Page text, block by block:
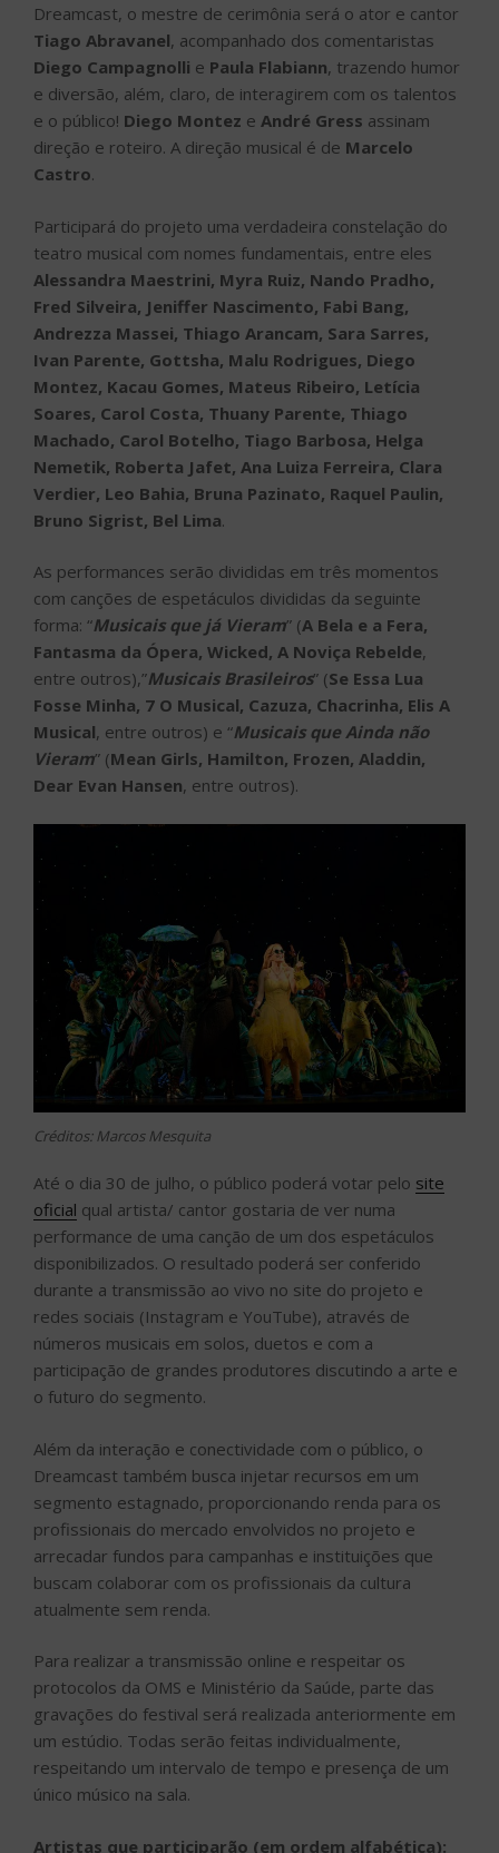
Dreamcast, o mestre de cerimônia será o ator e cantor
Tiago Abravanel, acompanhado dos comentaristas
Diego Campagnolli e Paula Flabiann, trazendo humor
e diversão, além, claro, de interagirem com os talentos
e o público! Diego Montez e André Gress assinam
direção e roteiro. A direção musical é de Marcelo
Castro.
Participará do projeto uma verdadeira constelação do
teatro musical com nomes fundamentais, entre eles
Alessandra Maestrini, Myra Ruiz, Nando Pradho,
Fred Silveira, Jeniffer Nascimento, Fabi Bang,
Andrezza Massei, Thiago Arancam, Sara Sarres,
Ivan Parente, Gottsha, Malu Rodrigues, Diego
Montez, Kacau Gomes, Mateus Ribeiro, Letícia
Soares, Carol Costa, Thuany Parente, Thiago
Machado, Carol Botelho, Tiago Barbosa, Helga
Nemetik, Roberta Jafet, Ana Luiza Ferreira, Clara
Verdier, Leo Bahia, Bruna Pazinato, Raquel Paulin,
Bruno Sigrist, Bel Lima.
As performances serão divididas em três momentos
com canções de espetáculos divididas da seguinte
forma: “Musicais que já Vieram” (A Bela e a Fera,
Fantasma da Ópera, Wicked, A Noviça Rebelde,
entre outros),”Musicais Brasileiros” (Se Essa Lua
Fosse Minha, 7 O Musical, Cazuza, Chacrinha, Elis A
Musical, entre outros) e “Musicais que Ainda não
Vieram” (Mean Girls, Hamilton, Frozen, Aladdin,
Dear Evan Hansen, entre outros).
Créditos: Marcos Mesquita
Até o dia 30 de julho, o público poderá votar pelo site
oficial qual artista/ cantor gostaria de ver numa
performance de uma canção de um dos espetáculos
disponibilizados. O resultado poderá ser conferido
durante a transmissão ao vivo no site do projeto e
redes sociais (Instagram e YouTube), através de
números musicais em solos, duetos e com a
participação de grandes produtores discutindo a arte e
o futuro do segmento.
Além da interação e conectividade com o público, o
Dreamcast também busca injetar recursos em um
segmento estagnado, proporcionando renda para os
profissionais do mercado envolvidos no projeto e
arrecadar fundos para campanhas e instituições que
buscam colaborar com os profissionais da cultura
atualmente sem renda.
Para realizar a transmissão online e respeitar os
protocolos da OMS e Ministério da Saúde, parte das
gravações do festival será realizada anteriormente em
um estúdio. Todas serão feitas individualmente,
respeitando um intervalo de tempo e presença de um
único músico na sala.
Artistas que participarão (em ordem alfabética):